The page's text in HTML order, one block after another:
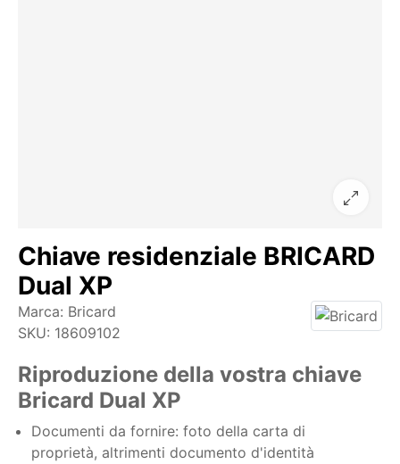
Chiave residenziale BRICARD
Dual XP
Marca: Bricard
SKU: 18609102
Riproduzione della vostra chiave
Bricard Dual XP
Documenti da fornire: foto della carta di
proprietà, altrimenti documento d'identità